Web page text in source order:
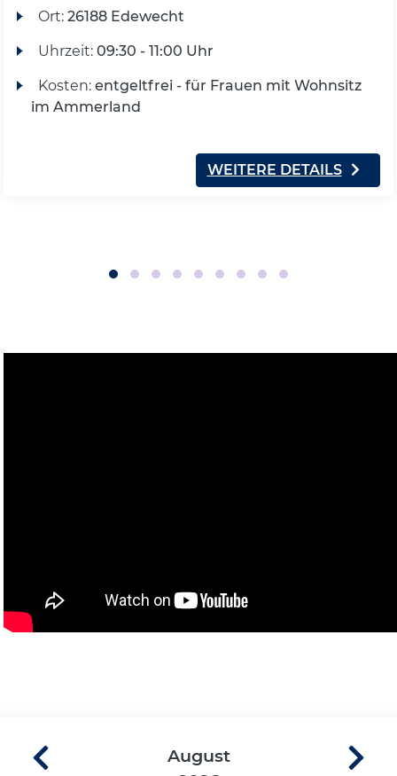
Ort: 26188 Edewecht
Uhrzeit: 09:30 - 11:00 Uhr
Kosten: entgeltfrei - für Frauen mit Wohnsitz
im Ammerland
WEITERE DETAILS
August